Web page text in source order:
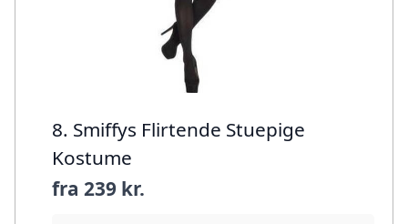
8. Smiffys Flirtende Stuepige
Kostume
fra 239 kr.